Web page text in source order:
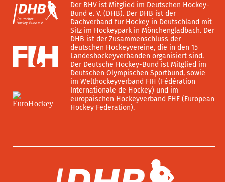
Der BHV ist Mitglied im Deutschen Hockey-
Bund e. V. (DHB). Der DHB ist der
Dachverband für Hockey in Deutschland mit
Sitz im Hockeypark in Mönchengladbach. Der
DHB ist der Zusammenschluss der
deutschen Hockeyvereine, die in den 15
Landeshockeyverbänden organisiert sind.
Der Deutsche Hockey-Bund ist Mitglied im
Deutschen Olympischen Sportbund, sowie
im Welthockeyverband FIH (Fédération
Internationale de Hockey) und im
europäischen Hockeyverband EHF (European
Hockey Federation).